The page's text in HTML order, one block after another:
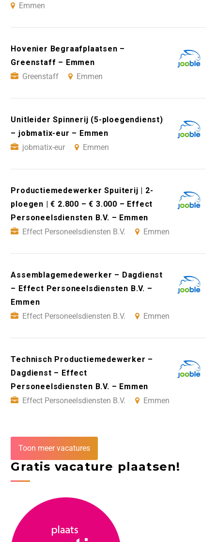
Emmen
Hovenier Begraafplaatsen –
Greenstaff – Emmen
Greenstaff
Emmen
Unitleider Spinnerij (5-ploegendienst)
– jobmatix-eur – Emmen
jobmatix-eur
Emmen
Productiemedewerker Spuiterij | 2-
ploegen | € 2.800 – € 3.000 – Effect
Personeelsdiensten B.V. – Emmen
Effect Personeelsdiensten B.V.
Emmen
Assemblagemedewerker – Dagdienst
– Effect Personeelsdiensten B.V. –
Emmen
Effect Personeelsdiensten B.V.
Emmen
Technisch Productiemedewerker –
Dagdienst – Effect
Personeelsdiensten B.V. – Emmen
Effect Personeelsdiensten B.V.
Emmen
Toon meer vacatures
Gratis vacature plaatsen!